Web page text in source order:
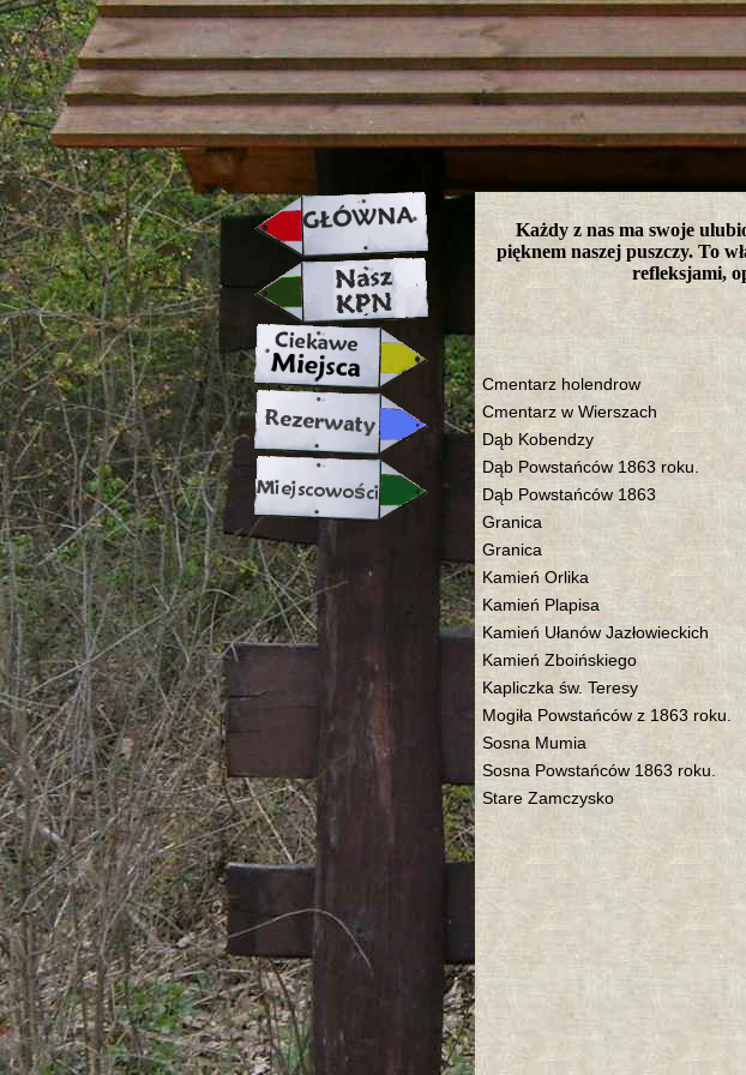
strona w naprawie zapraszamy jutro ;)
Każdy z nas ma swoje
pięknem naszej puszczy. To
refleksjami,
Cmentarz holendrow
Cmentarz w Wierszach
Dąb Kobendzy
Dąb Powstańców 1863 roku.
Dąb Powstańców 1863
Granica
Granica
Kamień Orlika
Kamień Plapisa
Kamień Ułanów Jazłowieckich
Kamień Zboińskiego
Kapliczka św. Teresy
Mogiła Powstańców z 1863 roku.
Sosna Mumia
Sosna Powstańców 1863 roku.
Stare Zamczysko